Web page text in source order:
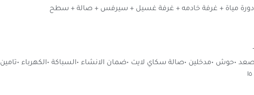
دورة مياة + غرفة خادمه + غرفة غسيل + سيرفس + صالة + سطح
•حوش •مدخلين •صالة سكاي لايت •ضمان الانشاء •السباكة •الكهرباء •تامين